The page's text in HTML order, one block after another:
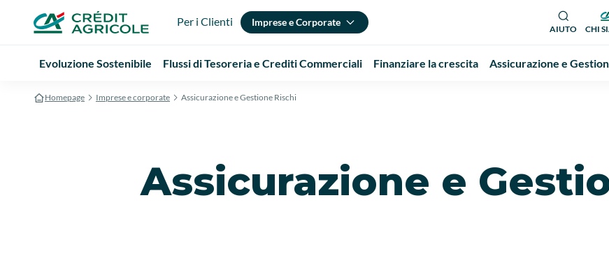
Per i Clienti Imprese e Corporate
AIUTO CHI
Evoluzione Sostenibile Flussi di Tesoreria e Crediti Commerciali Finanziare la crescita Assicurazione e
Homepage Imprese e corporate Assicurazione e Gestione Rischi
Assicurazione e